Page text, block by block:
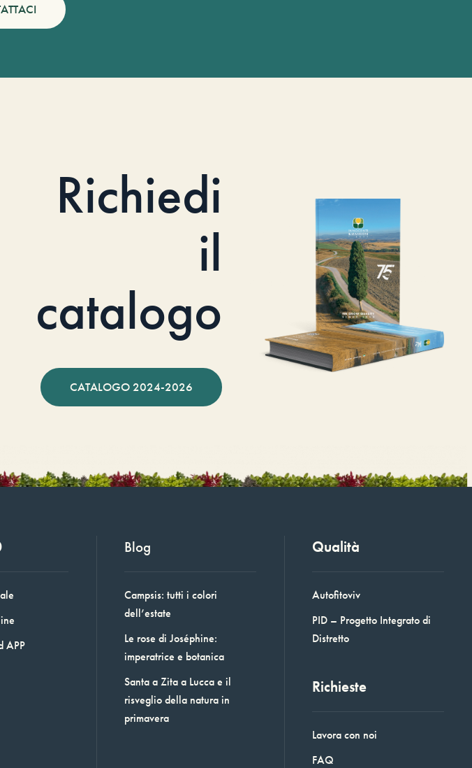
Richiedi
il
catalogo
CATALOGO 2024-2026
APP
Blog
Campsis: tutti i colori
dell’estate
Le rose di Joséphine:
imperatrice e botanica
Santa a Zita a Lucca e il
risveglio della natura in
primavera
Qualità
Autofitoviv
PID – Progetto Integrato di
Distretto
Richieste
Lavora con noi
FAQ